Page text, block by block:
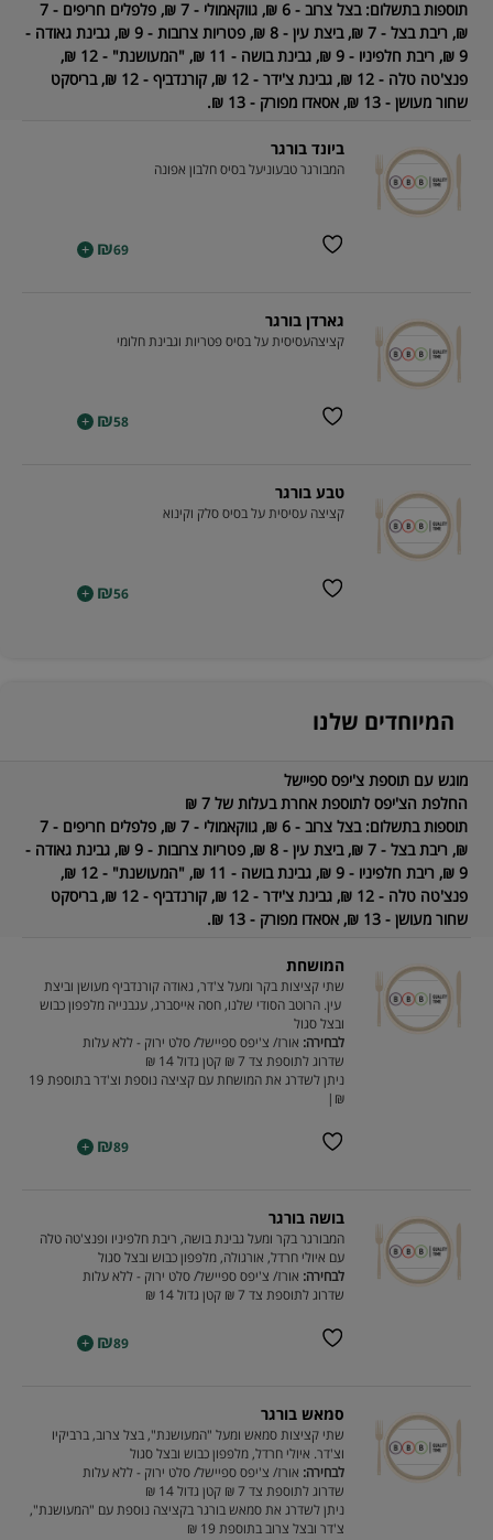
תוספות בתשלום:
בצל צרוב - 6 ₪, גווקאמולי - 7 ₪, פלפלים חריפים - 7
₪, ריבת בצל - 7 ₪, ביצת עין - 8 ₪, פטריות צרובות - 9 ₪, גבינת גאודה -
9 ₪, ריבת חלפיניו - 9 ₪, גבינת בושה - 11 ₪, "המעושנת" - 12 ₪,
פנצ'טה טלה - 12 ₪, גבינת צ'ידר - 12 ₪, קורנדביף - 12 ₪, בריסקט
שחור מעושן - 13 ₪, אסאדו מפורק - 13 ₪.
ביונד בורגר
המבורגר טבעוניעל בסיס חלבון אפונה
₪69
+
גארדן בורגר
קציצהעסיסית על בסיס פטריות וגבינת חלומי
₪58
+
טבע בורגר
קציצה עסיסית על בסיס סלק וקינוא
₪56
+
המיוחדים שלנו
מוגש עם תוספת צ'יפס ספיישל
החלפת הצ'יפס לתוספת אחרת בעלות של 7 ₪
תוספות בתשלום:
בצל צרוב - 6 ₪, גווקאמולי - 7 ₪, פלפלים חריפים - 7
₪, ריבת בצל - 7 ₪, ביצת עין - 8 ₪, פטריות צרובות - 9 ₪, גבינת גאודה -
9 ₪, ריבת חלפיניו - 9 ₪, גבינת בושה - 11 ₪, "המעושנת" - 12 ₪,
פנצ'טה טלה - 12 ₪, גבינת צ'ידר - 12 ₪, קורנדביף - 12 ₪, בריסקט
שחור מעושן - 13 ₪, אסאדו מפורק - 13 ₪.
המושחת
שתי קציצות בקר ומעל צ'דר, גאודה קורנדביף מעושן וביצת
עין. הרוטב הסודי שלנו, חסה אייסברג, עגבנייה מלפפון כבוש
ובצל סגול
לבחירה: אורז/ צ'יפס ספיישל/ סלט ירוק - ללא עלות
שדרוג לתוספת צד 7 ₪ קטן גדול 14 ₪
ניתן לשדרג את המושחת עם קציצה נוספת וצ'דר בתוספת 19
₪|
₪89
+
בושה בורגר
המבורגר בקר ומעל גבינת בושה, ריבת חלפיניו ופנצ'טה טלה
עם איולי חרדל, אורגולה, מלפפון כבוש ובצל סגול
לבחירה: אורז/ צ'יפס ספיישל/ סלט ירוק - ללא עלות
שדרוג לתוספת צד 7 ₪ קטן גדול 14 ₪
₪89
+
סמאש בורגר
שתי קציצות סמאש ומעל "המעושנת", בצל צרוב, ברביקיו
וצ'דר. איולי חרדל, מלפפון כבוש ובצל סגול
לבחירה: אורז/ צ'יפס ספיישל/ סלט ירוק - ללא עלות
שדרוג לתוספת צד 7 ₪ קטן גדול 14 ₪
ניתן לשדרג את סמאש בורגר בקציצה נוספת עם "המעושנת",
צ'דר ובצל צרוב בתוספת 19 ₪